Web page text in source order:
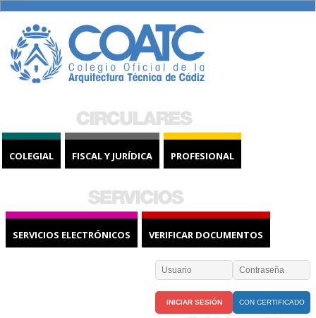
COLEGIAL FISCAL Y JURÍDICA PROFESIONAL
SERVICIOS ELECTRÓNICOS VERIFICAR DOCUMENTOS
CON CERTIFICADO